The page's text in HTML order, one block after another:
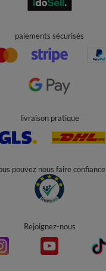
paiements sécurisés
livraison pratique
pouvez nous faire confiance
Rejoignez-nous